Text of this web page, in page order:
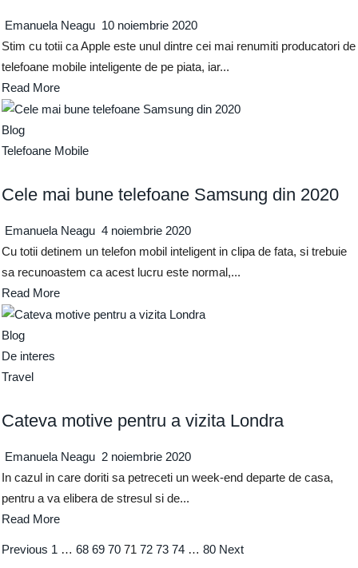
Emanuela Neagu 10 noiembrie 2020
Stim cu totii ca Apple este unul dintre cei mai renumiti producatori de
telefoane mobile inteligente de pe piata, iar...
Read More
Blog
Telefoane Mobile
Cele mai bune telefoane Samsung din 2020
Emanuela Neagu 4 noiembrie 2020
Cu totii detinem un telefon mobil inteligent in clipa de fata, si trebuie
sa recunoastem ca acest lucru este normal,...
Read More
Blog
De interes
Travel
Cateva motive pentru a vizita Londra
Emanuela Neagu 2 noiembrie 2020
In cazul in care doriti sa petreceti un week-end departe de casa,
pentru a va elibera de stresul si de...
Read More
Previous 1 … 68 69 70 71 72 73 74 … 80 Next